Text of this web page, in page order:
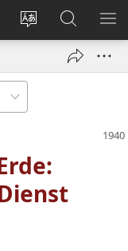
Websitesprache
ändern
Anmelden
(öffnet
Suche